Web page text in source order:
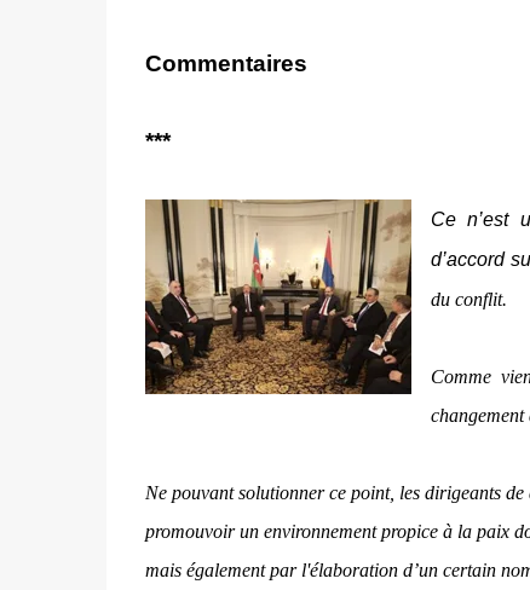
Commentaires
***
Ce n’est
d’accord
du conflit.
Comme
Ne pouvant solutionner ce point, les dirigeants de
promouvoir un environnement propice à la paix
mais également par l'élaboration d’un certain